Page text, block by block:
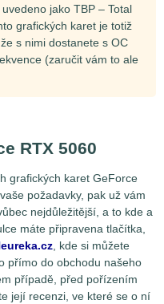
jako TBP – Total
grafických karet je totiž
s nimi dostanete s OC
(zaručit vám to ale
RTX 5060
grafických karet GeForce
požadavky, pak už vám
nejdůležitější, a to kde a
máte připravena tlačítka,
, kde si můžete
přímo do obchodu našeho
případě, před pořízením
její recenzi, ve které se o ní